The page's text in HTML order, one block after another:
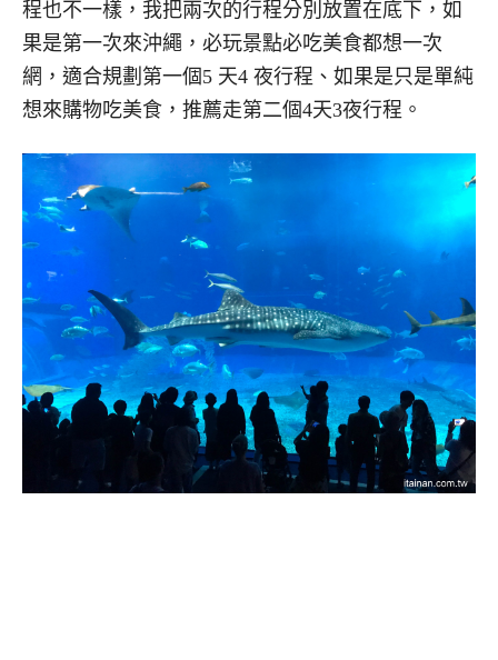
程也不一樣，我把兩次的行程分別放置在底下，如
果是第一次來沖繩，必玩景點必吃美食都想一次
網，適合規劃第一個5 天4 夜行程、如果是只是單純
想來購物吃美食，推薦走第二個4天3夜行程。